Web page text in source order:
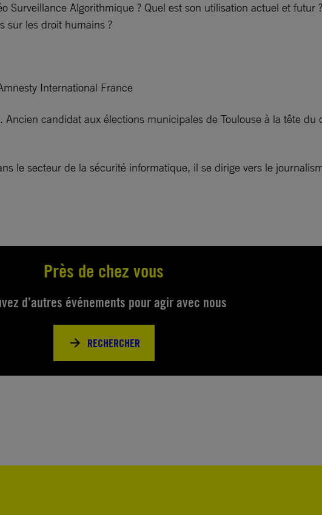
Surveillance Algorithmique ? Quel est son utilisation actuel et futur
sur les droit humains ?
International France
Ancien candidat aux élections municipales de Toulouse à la tête du
le secteur de la sécurité informatique, il se dirige vers le
Près de chez vous
d’autres événements pour agir avec nous
RECHERCHER